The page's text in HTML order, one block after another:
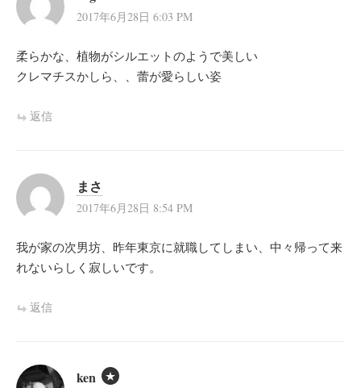
2017年6月28日 6:03 PM
柔らかな、植物がシルエットのようで美しい
クレマチスかしら、、蕾が愛らしい姿
返信
まさ
2017年6月28日 8:54 PM
我が家の次男坊、昨年東京に就職してしまい、中々帰って来
れないらしく寂しいです。
返信
ken